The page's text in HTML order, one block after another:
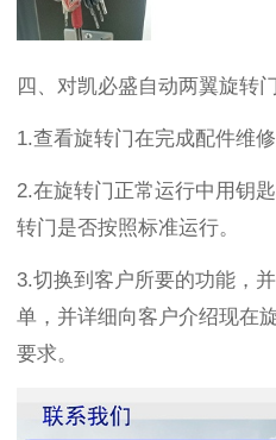
四、对凯必盛自动两翼旋转
1.查看旋转门在完成配件维
2.在旋转门正常运行中用钥
转门是否按照标准运行。
3.切换到客户所要的功能，
单，并详细向客户介绍现在
要求。